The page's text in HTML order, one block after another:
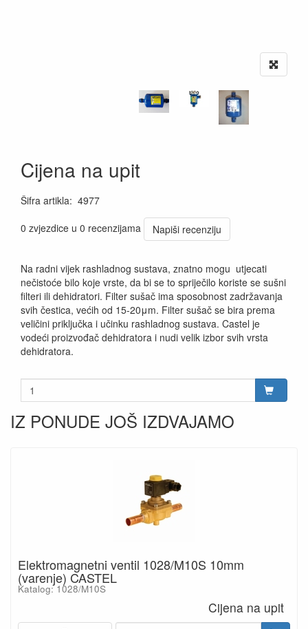
Cijena na upit
Šifra artikla: 4977
0 zvjezdice u 0 recenzijama
Napiši recenziju
Na radni vijek rashladnog sustava, znatno mogu utjecati
nečistoće bilo koje vrste, da bi se to spriječilo koriste se sušni
filteri ili dehidratori. Filter sušač ima sposobnost zadržavanja
svih čestica, većih od 15-20μm. Filter sušač se bira prema
veličini priključka i učinku rashladnog sustava. Castel je
vodeći proizvođač dehidratora i nudi velik izbor svih vrsta
dehidratora.
IZ PONUDE JOŠ IZDVAJAMO
Elektromagnetni ventil 1028/M10S 10mm
(varenje) CASTEL
Katalog: 1028/M10S
Cijena na upit